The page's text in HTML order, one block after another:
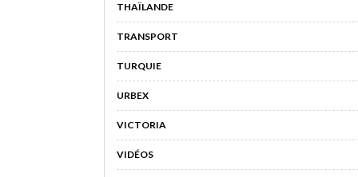
THAÏLANDE
TRANSPORT
TURQUIE
URBEX
VICTORIA
VIDÉOS